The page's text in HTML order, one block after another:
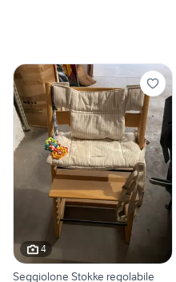
4
Seggiolone Stokke regolabile